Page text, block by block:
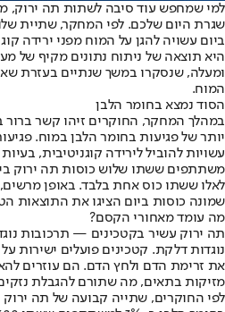
למי שמחפש עוד סיבה לשתות תה ירוק,
שגרת היום שלכם. לפי המחקר, שתיית
ביום עשויה להגן על המוח מפני ירידה
המוח.
הסוד נמצא בחומר הלבן
במהלך המחקר, החוקרים זיהו קשר ברור
יותר של פגיעות בחומר הלבן במוח.
עשויות להוביל לירידה קוגניטיבית, בעיות
משתתפים ששתו שלוש כוסות תה ירוק
לאלו ששתו כוס אחת בלבד. באופן
שמונה כוסות ביום הציגו את התוצאות
מה עומד מאחורי הקסם?
תה ירוק עשיר בקטכינים — תרכובות
נוגדות דלקת. קטכינים פועלים ישירות
את זרימת הדם ולחץ הדם. הם עוזרים
מזיקות בתאים, מה שתורם להגבלת
לפי החוקרים, שתייה קבועה של תה